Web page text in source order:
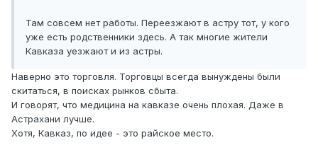
Там совсем нет работы. Переезжают в астру тот, у кого
уже есть родственники здесь. А так многие жители
Кавказа уезжают и из астры.
Наверно это торговля. Торговцы всегда вынуждены были
скитаться, в поисках рынков сбыта.
И говорят, что медицина на кавказе очень плохая. Даже в
Астрахани лучше.
Хотя, Кавказ, по идее - это райское место.